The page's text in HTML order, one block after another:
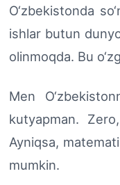
O‘zbekistonda
ishlar butun
olinmoqda. Bu
Men
kutyapman.
Ayniqsa,
mumkin.